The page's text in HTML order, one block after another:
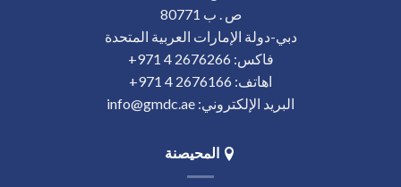
ص . ب 80771
دبي-دولة الإمارات العربية المتحدة
فاكس: ‎+971 4 2676266
اهاتف: ‎+971 4 2676166
البريد الإلكتروني: info@gmdc.ae
المحيصنة